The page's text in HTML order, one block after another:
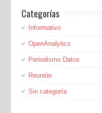
Categorías
Informativo
OpenAnalytics
Periodismo Datos
Reunión
Sin categoría